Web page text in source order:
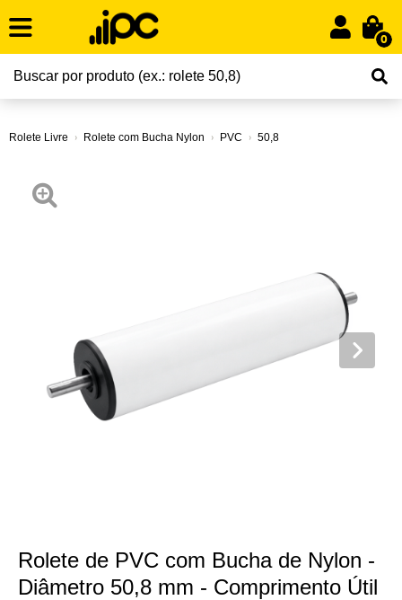
0
Rolete Livre Rolete com Bucha Nylon PVC 50,8
Rolete de PVC com Bucha de Nylon -
Diâmetro 50,8 mm - Comprimento Útil